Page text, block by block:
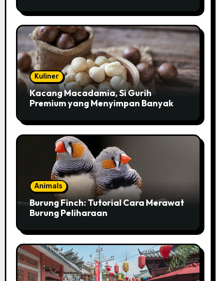
Kuliner
Kacang Macadamia, Si Gurih
Premium yang Menyimpan Banyak
Animals
Burung Finch: Tutorial Cara Merawat
Burung Peliharaan